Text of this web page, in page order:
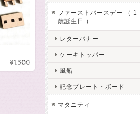
¥1,500
ファーストバースデー （ 1
歳誕生日 ）
レターバナー
ケーキトッパー
風船
記念プレート・ボード
マタニティ